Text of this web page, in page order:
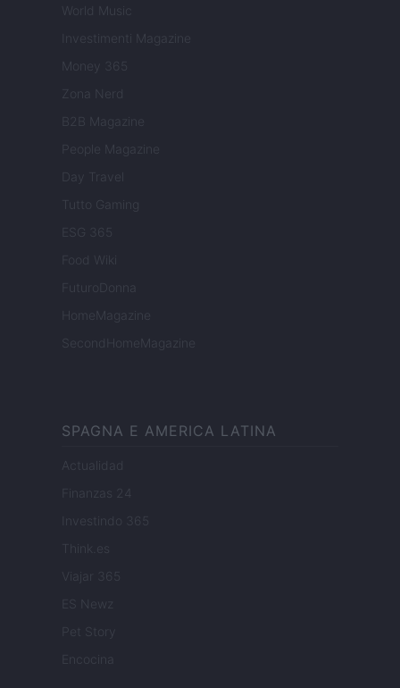
World Music
Investimenti Magazine
Money 365
Zona Nerd
B2B Magazine
People Magazine
Day Travel
Tutto Gaming
ESG 365
Food Wiki
FuturoDonna
HomeMagazine
SecondHomeMagazine
SPAGNA E AMERICA LATINA
Actualidad
Finanzas 24
Investindo 365
Think.es
Viajar 365
ES Newz
Encocina